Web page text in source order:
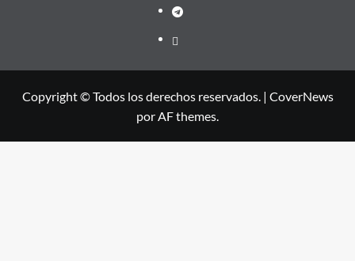
Telegram
PayPal
Copyright © Todos los derechos reservados. | CoverNews
por AF themes.